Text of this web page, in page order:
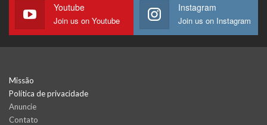
Youtube
Join us on Youtube
Instagram
Join us on Instagram
Missão
Política de privacidade
Anuncie
Contato